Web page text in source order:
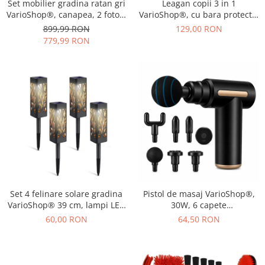
Set mobilier gradina ratan gri
VarioShop®, canapea, 2 fotolii
si masa, pentru terasa si
exterior, design modern
899,99 RON
779,99 RON
Leagan copii 3 in 1
VarioShop®, cu bara protectie
si spatar detasabile, franghii
129,00 RON
Set 4 felinare solare gradina
VarioShop® 39 cm, lampi LED
exterior cu lumina calda,
60,00 RON
Pistol de masaj VarioShop®,
30W, 6 capete
interschimbabile, 6 trepte
musculara si relaxare
64,50 RON